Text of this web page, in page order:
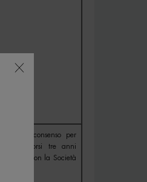
del consenso per
o trascorsi tre anni
con la Società